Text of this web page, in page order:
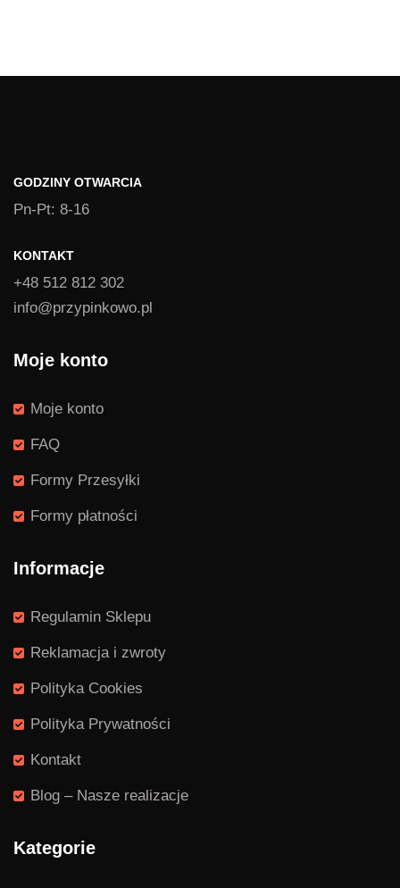
GODZINY OTWARCIA
Pn-Pt: 8-16
KONTAKT
+48 512 812 302
info@przypinkowo.pl
Moje konto
Moje konto
FAQ
Formy Przesyłki
Formy płatności
Informacje
Regulamin Sklepu
Reklamacja i zwroty
Polityka Cookies
Polityka Prywatności
Kontakt
Blog – Nasze realizacje
Kategorie